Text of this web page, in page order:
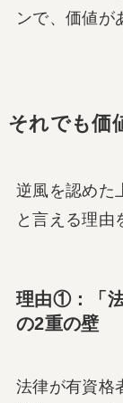
ンで、価値が
それでも価
逆風を認めた
と言える理由
理由①：「
の2重の壁
法律が有資